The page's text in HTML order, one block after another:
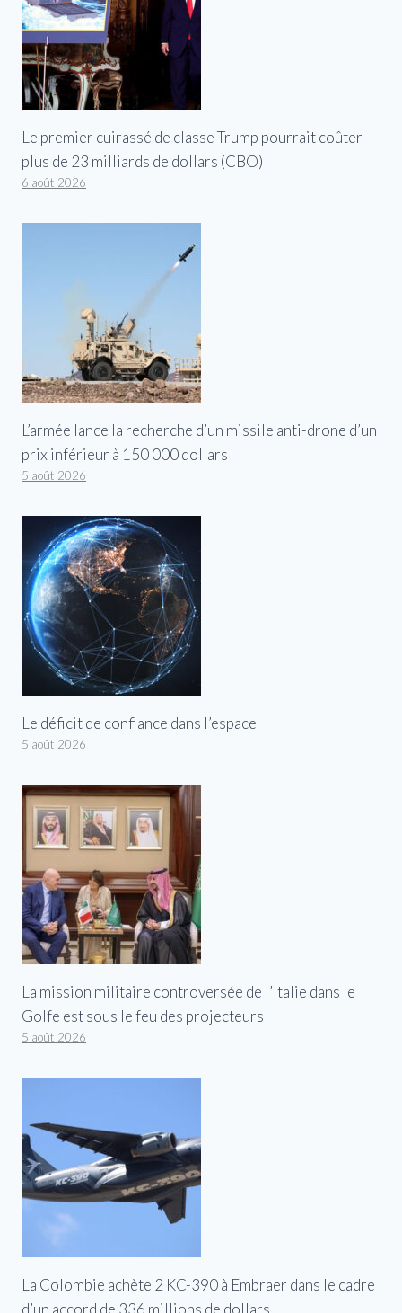
Le premier cuirassé de classe Trump pourrait coûter
plus de 23 milliards de dollars (CBO)
6 août 2026
L’armée lance la recherche d’un missile anti-drone d’un
prix inférieur à 150 000 dollars
5 août 2026
Le déficit de confiance dans l’espace
5 août 2026
La mission militaire controversée de l’Italie dans le
Golfe est sous le feu des projecteurs
5 août 2026
La Colombie achète 2 KC-390 à Embraer dans le cadre
d’un accord de 336 millions de dollars